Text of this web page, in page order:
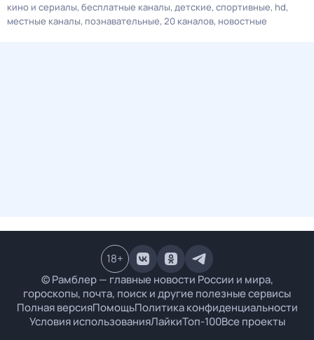
кино и сериалы бесплатные каналы детские спортивные hd
местные каналы познавательные 20 каналов новостные
© Рамблер — главные новости России и мира,
гороскопы, почта, поиск и другие полезные сервисы
Полная версияПомощьПолитика конфиденциальности
Условия использованияЛайкиТоп-100Все проекты
18+